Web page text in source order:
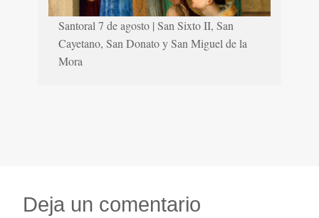
Santoral 7 de agosto | San Sixto II, San
Cayetano, San Donato y San Miguel de la
Mora
Deja un comentario